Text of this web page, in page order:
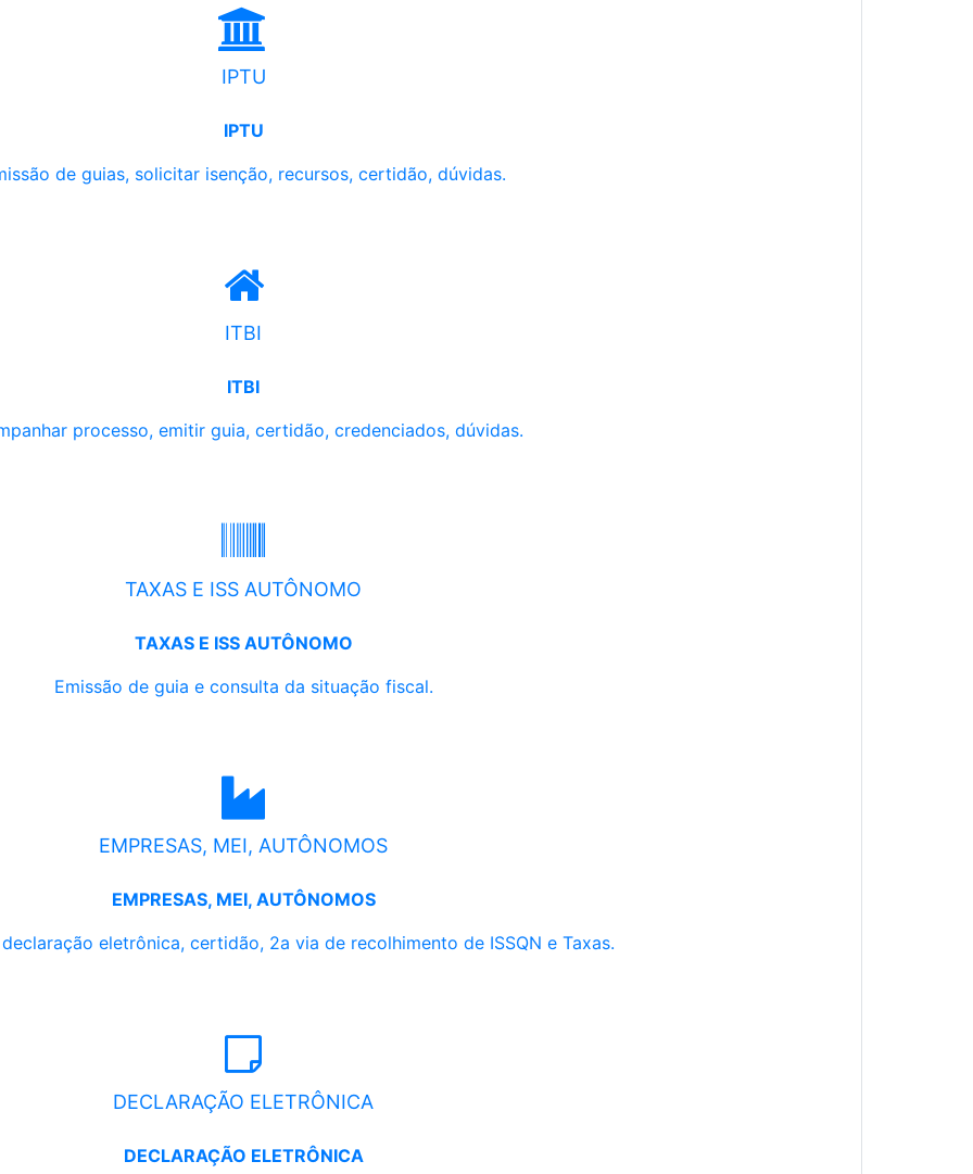
IPTU
IPTU
de guias, solicitar isenção, recursos, certidão, dúvidas.
ITBI
ITBI
processo, emitir guia, certidão, credenciados, dúvidas.
TAXAS E ISS AUTÔNOMO
TAXAS E ISS AUTÔNOMO
Emissão de guia e consulta da situação fiscal.
EMPRESAS, MEI, AUTÔNOMOS
EMPRESAS, MEI, AUTÔNOMOS
eletrônica, certidão, 2a via de recolhimento de ISSQN e Taxas.
DECLARAÇÃO ELETRÔNICA
DECLARAÇÃO ELETRÔNICA